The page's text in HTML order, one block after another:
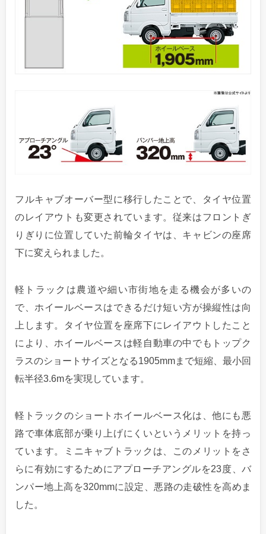
フルキャブオーバー型に移行したことで、タイヤ位置
のレイアウトも変更されています。従来はフロントぎ
りぎりに位置していた前輪タイヤは、キャビンの座席
下に変えられました。
軽トラックは農道や細い市街地を走る機会が多いの
で、ホイールベースはできるだけ短い方が操縦性は向
上します。タイヤ位置を座席下にレイアウトしたこと
により、ホイールベースは軽自動車の中でもトップク
ラスのショートサイズとなる1905mmまで短縮、最小回
転半径3.6mを実現しています。
軽トラックのショートホイールベース化は、他にも悪
路で車体底部が乗り上げにくいというメリットを持っ
ています。ミニキャブトラックは、このメリットをさ
らに有効にするためにアプローチアングルを23度、バ
ンパー地上高を320mmに設定、悪路の走破性を高めま
した。